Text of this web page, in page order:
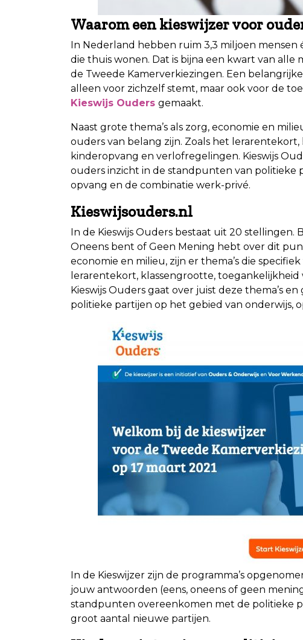
Waarom een kieswijzer voor
In Nederland hebben ruim 3,3 miljoen
die thuis wonen. Dat is bijna een kwart van
de Tweede Kamerverkiezingen. Een
alleen voor zichzelf stemt, maar ook voor de
Kieswijs Ouders gemaakt.
Naast grote thema’s als zorg, economie en
ouders van belang zijn. Zoals het
kinderopvang en verlofregelingen. Kieswijs
ouders inzicht in de standpunten van politieke
opvang en de combinatie werk-privé.
Kieswijsouders.nl
In de Kieswijs Ouders bestaat uit 20 stellingen.
Oneens bent of Geen Mening hebt over dit
economie en milieu, zijn er thema’s die
lerarentekort, klassengrootte,
Kieswijs Ouders gaat over juist deze thema’s
politieke partijen op het gebied van onderwijs,
In de Kieswijzer zijn de programma’s
jouw antwoorden (eens, oneens of geen
standpunten overeenkomen met de politieke
groot aantal nieuwe partijen.